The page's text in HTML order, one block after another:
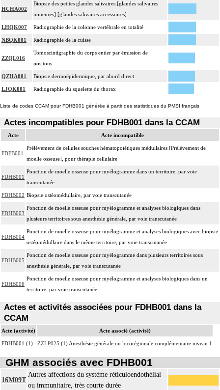
HCHA002
Biopsie des petites glandes salivaires [glandes salivaires
mineures] [glandes salivaires accessoires]
LHQK007 Radiographie de la colonne vertébrale en totalité
NBQK001 Radiographie de la cuisse
ZZQL016
Tomoscintigraphie du corps entier par émission de
positons
QZHA001 Biopsie dermoépidermique, par abord direct
LJQK001 Radiographie du squelette du thorax
Liste de codes CCAM pour FDHB001 générée à partir des statistiques du PMSI français
Actes incompatibles pour FDHB001 dans la CCAM
Acte Acte incompatible
FDFB001
Prélèvement de cellules souches hématopoïétiques médullaires [Prélèvement de
moelle osseuse], pour thérapie cellulaire
FDHB001
Ponction de moelle osseuse pour myélogramme dans un territoire, par voie
transcutanée
FDHB002 Biopsie ostéomédullaire, par voie transcutanée
FDHB003
Ponction de moelle osseuse pour myélogramme et analyses biologiques dans
plusieurs territoires sous anesthésie générale, par voie transcutanée
FDHB004
Ponction de moelle osseuse pour myélogramme et analyses biologiques avec biopsie
ostéomédullaire dans le même territoire, par voie transcutanée
FDHB005
Ponction de moelle osseuse pour myélogramme dans plusieurs territoires sous
anesthésie générale, par voie transcutanée
FDHB006
Ponction de moelle osseuse pour myélogramme et analyses biologiques dans un
territoire, par voie transcutanée
Actes et activités associées pour FDHB001 dans la
CCAM
Acte (activité) Acte associé (activité)
FDHB001 (1) ZZLP025 (1) Anesthésie générale ou locorégionale complémentaire niveau 1
GHM associés avec FDHB001
16M09T
Autres affections du système réticuloendothélial
ou immunitaire, très courte durée